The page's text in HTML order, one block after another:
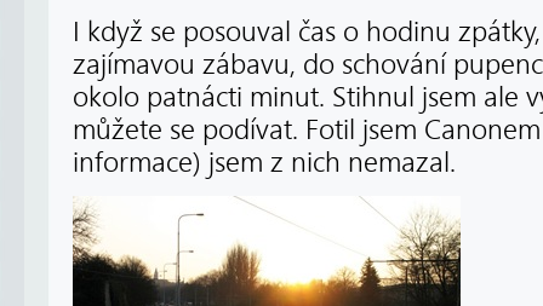
I když se posouval čas o hodinu
zajímavou zábavu, do schování
okolo patnácti minut. Stihnul jsem ale
můžete se podívat. Fotil jsem
informace) jsem z nich nemazal.